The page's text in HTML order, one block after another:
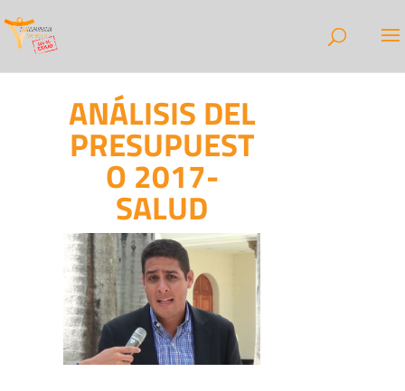
ANÁLISIS DEL
PRESUPUEST
O 2017-
SALUD